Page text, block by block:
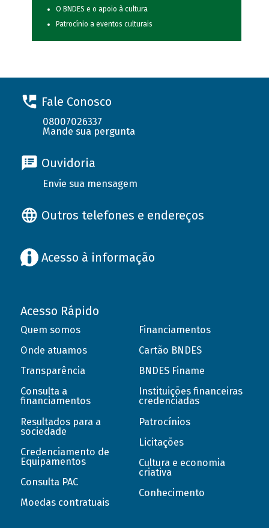
O BNDES e o apoio à cultura
Patrocínio a eventos culturais
Fale Conosco
08007026337
Mande sua pergunta
Ouvidoria
Envie sua mensagem
Outros telefones e endereços
Acesso à informação
Acesso Rápido
Quem somos
Onde atuamos
Transparência
Consulta a
financiamentos
Resultados para a
sociedade
Credenciamento de
Equipamentos
Consulta PAC
Moedas contratuais
Financiamentos
Cartão BNDES
BNDES Finame
Instituições financeiras
credenciadas
Patrocínios
Licitações
Cultura e economia
criativa
Conhecimento